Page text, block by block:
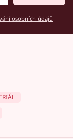
osobních údajů